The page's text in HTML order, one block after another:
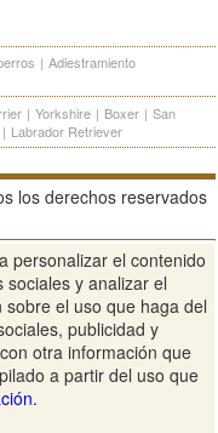
| Adiestramiento
| Yorkshire | Boxer | San
| Labrador Retriever
los derechos reservados
| Aviso Legal Política de
| Condiciones de uso
personalizar el contenido
y analizar el
el uso que haga del
publicidad y
otra información que
a partir del uso que